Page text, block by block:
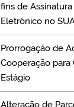
fins de
Eletrônico no
Prorrogação de
Cooperação para
Estágio
Alteração de